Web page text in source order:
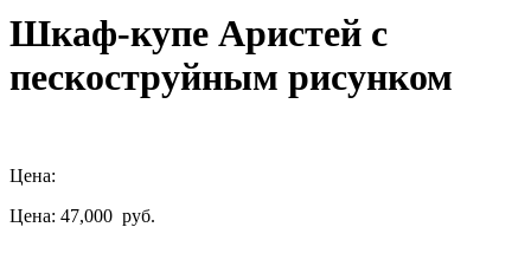
Шкаф-купе Аристей с
пескоструйным рисунком
Цена:
Цена: 47,000 руб.